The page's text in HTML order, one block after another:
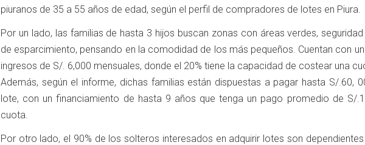
piuranos de 35 a 55 años de edad, según el perfil de compradores de lotes en Piura.
Por un lado, las familias de hasta 3 hijos buscan zonas con áreas verdes,
de esparcimiento, pensando en la comodidad de los más pequeños. Cuentan con
ingresos de S/. 6,000 mensuales, donde el 20% tiene la capacidad de costear una
Además, según el informe, dichas familias están dispuestas a pagar hasta S/.60,
lote, con un financiamiento de hasta 9 años que tenga un pago promedio de S/
cuota.
Por otro lado, el 90% de los solteros interesados en adquirir lotes son